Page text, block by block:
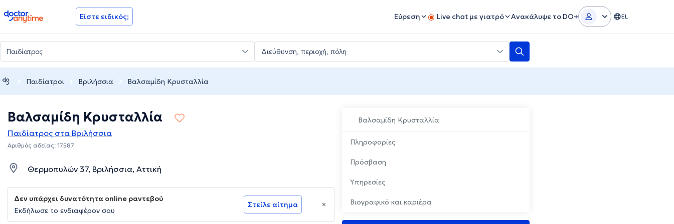
doctoranytime Είστε ειδικός; Εύρεση Live chat με γιατρό Ανακάλυψε το DO+ EL
Παιδίατροι Βριλήσσια Βαλσαμίδη Κρυσταλλία
Βαλσαμίδη Κρυσταλλία
Πληροφορίες
Πρόσβαση
Υπηρεσίες
Βιογραφικό και καριέρα
Βαλσαμίδη Κρυσταλλία
Παιδίατρος στα Βριλήσσια
Αριθμός αδείας: 17587
Θερμοπυλών 37, Βριλήσσια, Αττική
Δεν υπάρχει δυνατότητα online ραντεβού
Εκδήλωσε το ενδιαφέρον σου
Στείλε αίτημα